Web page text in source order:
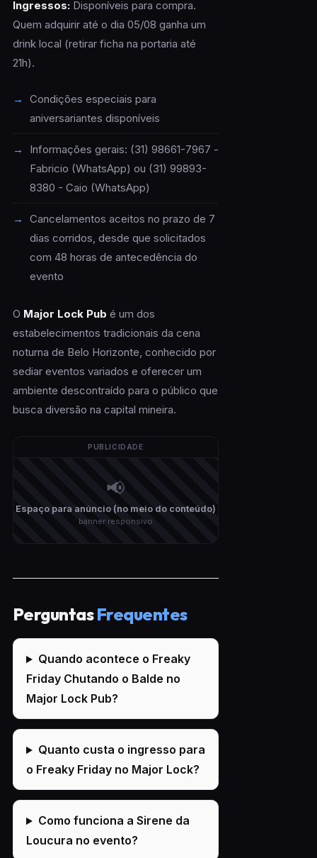
Ingressos:Disponíveis para compra.
Quem adquirir até o dia 05/08 ganha um
drink local (retirar ficha na portaria até
21h).
Condições especiais para
aniversariantes disponíveis
Informações gerais: (31) 98661-7967 -
Fabricio (WhatsApp) ou (31) 99893-
8380 - Caio (WhatsApp)
Cancelamentos aceitos no prazo de 7
dias corridos, desde que solicitados
com 48 horas de antecedência do
evento
O Major Lock Pub é um dos
estabelecimentos tradicionais da cena
noturna de Belo Horizonte, conhecido por
sediar eventos variados e oferecer um
ambiente descontraído para o público que
busca diversão na capital mineira.
PUBLICIDADE
📢
Espaço para anúncio (no meio do conteúdo)
banner responsivo
PerguntasFrequentes
Quando acontece o Freaky
Friday Chutando o Balde no
Major Lock Pub?
Quanto custa o ingresso para
o Freaky Friday no Major Lock?
Como funciona a Sirene da
Loucura no evento?